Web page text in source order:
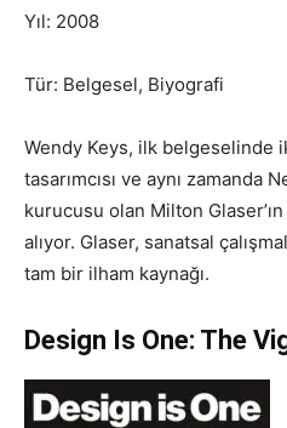
Yıl: 2008
Tür: Belgesel, Biyografi
Wendy Keys, ilk belgeselinde
tasarımcısı ve aynı zamanda
kurucusu olan Milton
alıyor. Glaser, sanatsal
tam bir ilham kaynağı.
Design Is One: The